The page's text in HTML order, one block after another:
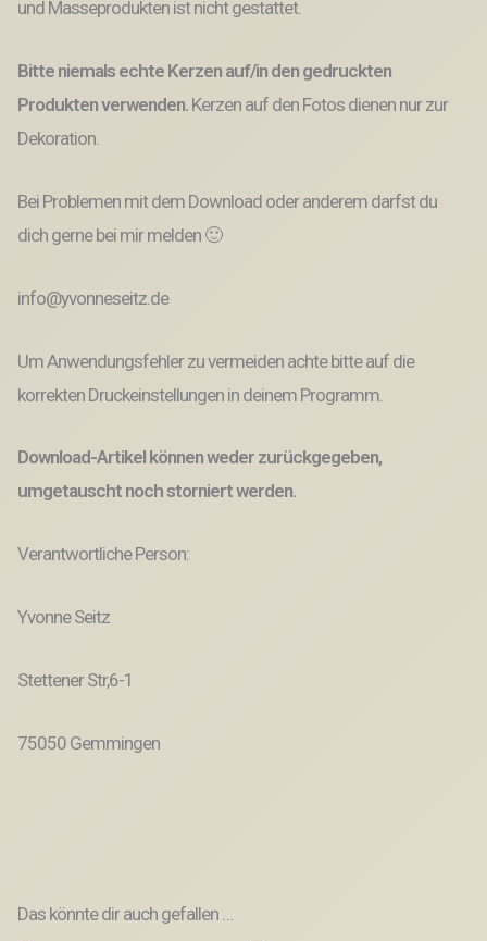
und Masseprodukten ist nicht gestattet.
Bitte niemals echte Kerzen auf/in den gedruckten
Produkten verwenden. Kerzen auf den Fotos dienen nur zur
Dekoration.
Bei Problemen mit dem Download oder anderem darfst du
dich gerne bei mir melden 🙂
info@yvonneseitz.de
Um Anwendungsfehler zu vermeiden achte bitte auf die
korrekten Druckeinstellungen in deinem Programm.
Download-Artikel können weder zurückgegeben,
umgetauscht noch storniert werden.
Verantwortliche Person:
Yvonne Seitz
Stettener Str,6-1
75050 Gemmingen
Das könnte dir auch gefallen …